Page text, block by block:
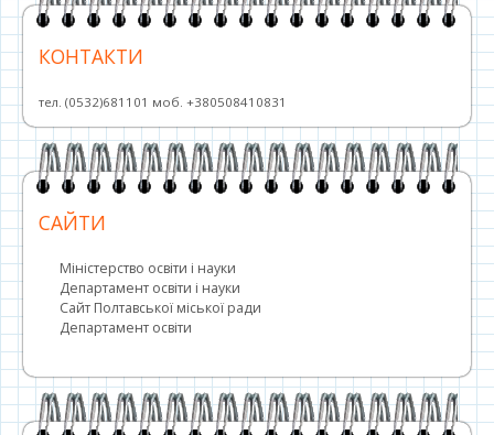
КОНТАКТИ
тел. (0532)681101 моб. +380508410831
САЙТИ
Міністерство освіти і науки
Департамент освіти і науки
Сайт Полтавської міської ради
Департамент освіти